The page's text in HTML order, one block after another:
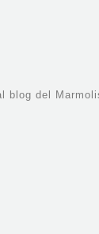
blog del